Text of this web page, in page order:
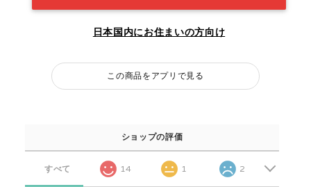
日本国内にお住まいの方向け
この商品をアプリで見る
ショップの評価
すべて 14 1 2